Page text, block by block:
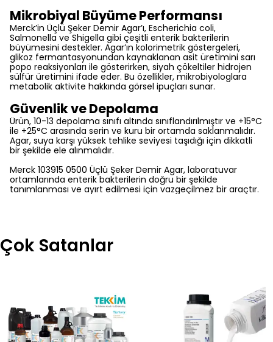
Mikrobiyal Büyüme Performansı
Merck’in Üçlü Şeker Demir Agar’ı, Escherichia coli,
Salmonella ve Shigella gibi çeşitli enterik bakterilerin
büyümesini destekler. Agar’ın kolorimetrik göstergeleri,
glikoz fermantasyonundan kaynaklanan asit üretimini sarı
popo reaksiyonları ile gösterirken, siyah çökeltiler hidrojen
sülfür üretimini ifade eder. Bu özellikler, mikrobiyologlara
metabolik aktivite hakkında görsel ipuçları sunar.
Güvenlik ve Depolama
Ürün, 10-13 depolama sınıfı altında sınıflandırılmıştır ve +15°C
ile +25°C arasında serin ve kuru bir ortamda saklanmalıdır.
Agar, suya karşı yüksek tehlike seviyesi taşıdığı için dikkatli
bir şekilde ele alınmalıdır.
Merck 103915 0500 Üçlü Şeker Demir Agar, laboratuvar
ortamlarında enterik bakterilerin doğru bir şekilde
tanımlanması ve ayırt edilmesi için vazgeçilmez bir araçtır.
Çok Satanlar